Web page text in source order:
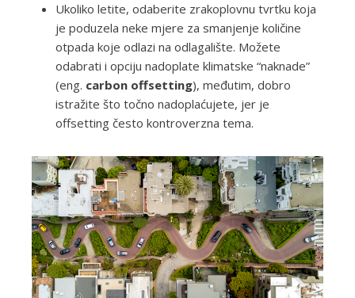
Ukoliko letite, odaberite zrakoplovnu tvrtku koja
je poduzela neke mjere za smanjenje količine
otpada koje odlazi na odlagalište. Možete
odabrati i opciju nadoplate klimatske “naknade”
(eng. carbon offsetting), međutim, dobro
istražite što točno nadoplaćujete, jer je
offsetting često kontroverzna tema.